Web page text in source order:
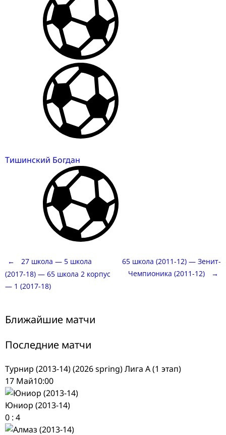
Тишинский Богдан
Post
navigation
←
27 школа — 5 школа
(2017-18) — 65 школа 2 корпус
— 1 (2017-18)
65 школа (2011-12) — Зенит-
Чемпионика (2011-12)
→
Ближайшие матчи
Последние матчи
Турнир (2013-14) (2026 spring) Лига А (1 этап)
17 Май10:00
Юниор (2013-14)
0 : 4